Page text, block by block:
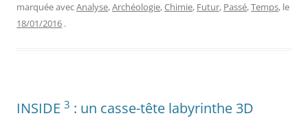
marquée avecAnalyse,Archéologie,Chimie, Futur, Passé,Temps, le
18/01/2016 .
INSIDE 3 : un casse-tête labyrinthe 3D